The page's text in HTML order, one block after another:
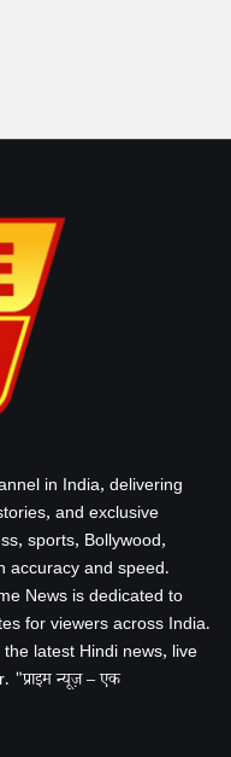
in India, delivering
and exclusive
sports, Bollywood,
accuracy and speed.
News is dedicated to
for viewers across India.
latest Hindi news, live
न्यूज़ – एक